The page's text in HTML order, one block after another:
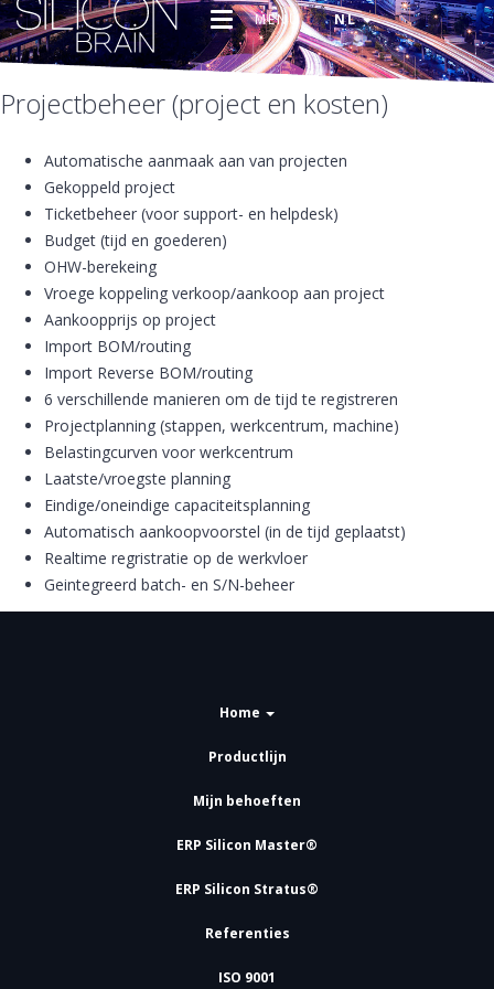
MENU NL
Projectbeheer (project en kosten)
Automatische aanmaak aan van projecten
Gekoppeld project
Ticketbeheer (voor support- en helpdesk)
Budget (tijd en goederen)
OHW-berekeing
Vroege koppeling verkoop/aankoop aan project
Aankoopprijs op project
Import BOM/routing
Import Reverse BOM/routing
6 verschillende manieren om de tijd te registreren
Projectplanning (stappen, werkcentrum, machine)
Belastingcurven voor werkcentrum
Laatste/vroegste planning
Eindige/oneindige capaciteitsplanning
Automatisch aankoopvoorstel (in de tijd geplaatst)
Realtime regristratie op de werkvloer
Geintegreerd batch- en S/N-beheer
Home
Productlijn
Mijn behoeften
ERP Silicon Master®
ERP Silicon Stratus®
Referenties
ISO 9001